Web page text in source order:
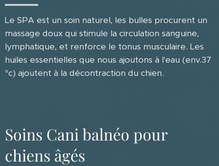
Le SPA est un soin naturel, les bulles procurent un
massage doux qui stimule la circulation sanguine,
lymphatique, et renforce le tonus musculaire. Les
huiles essentielles que nous ajoutons à l'eau (env.37
°c) ajoutent à la décontraction du chien.
Soins Cani balnéo pour
chiens âgés